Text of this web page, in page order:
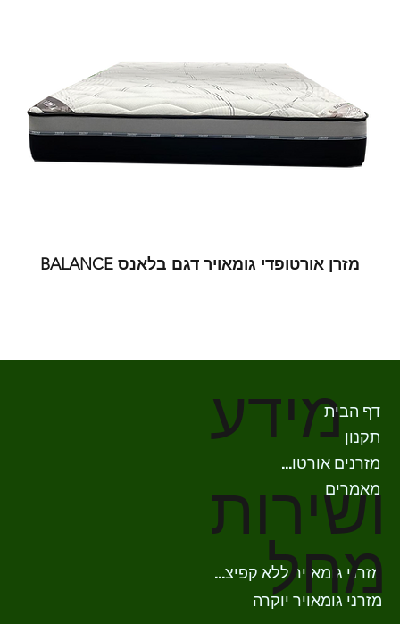
מזרן אורטופדי גומאויר דגם בלאנס BALANCE
מידע
ושירות
דף הבית
תקנון
מזרנים אורטופדים
מאמרים
מזרני גומאויר ללא קפיצים
מזרני גומאויר יוקרה
מחל